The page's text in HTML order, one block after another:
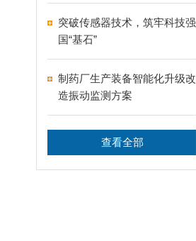
突破传感器技术，筑牢科技强
国“基石”
制药厂生产装备智能化升级改
造振动监测方案
查看全部